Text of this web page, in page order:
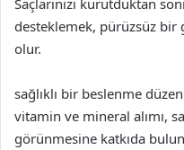
desteklemek, pürüzsüz bir
olur.
sağlıklı bir beslenme
vitamin ve mineral alımı,
görünmesine katkıda